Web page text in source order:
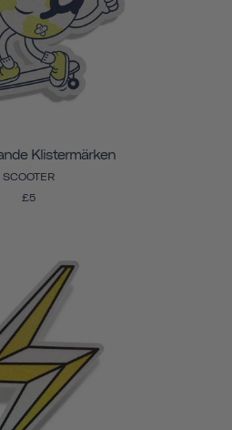
Klistermärken
SCOOTER
£5